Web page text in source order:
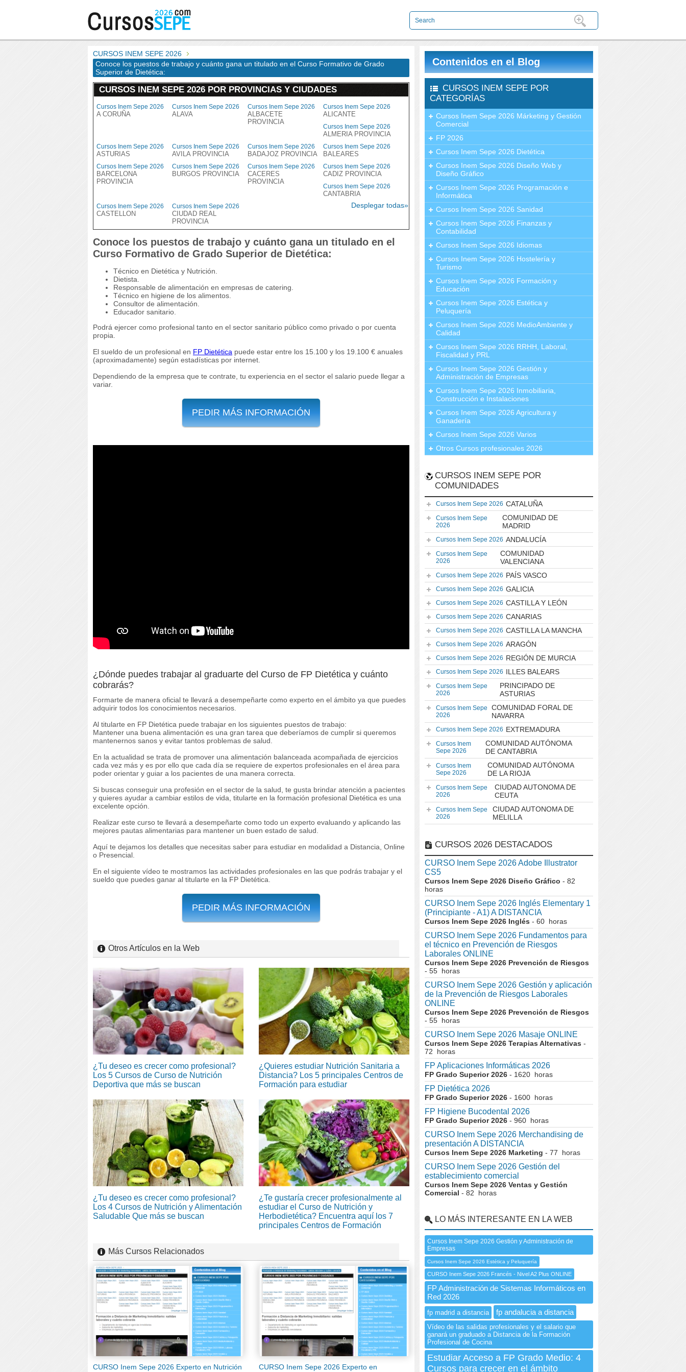
CURSOS INEM SEPE 2026
Conoce los puestos de trabajo y cuánto gana un titulado en el Curso Formativo de Grado
Superior de Dietética:
CURSOS INEM SEPE 2026 POR PROVINCIAS Y CIUDADES
Cursos Inem Sepe 2026
A CORUÑA
Cursos Inem Sepe 2026
ALAVA
Cursos Inem Sepe 2026
ALBACETE
PROVINCIA
Cursos Inem Sepe 2026
ALICANTE
Cursos Inem Sepe 2026
ALMERIA PROVINCIA
Cursos Inem Sepe 2026
ASTURIAS
Cursos Inem Sepe 2026
AVILA PROVINCIA
Cursos Inem Sepe 2026
BADAJOZ PROVINCIA
Cursos Inem Sepe 2026
BALEARES
Cursos Inem Sepe 2026
BARCELONA
PROVINCIA
Cursos Inem Sepe 2026
BURGOS PROVINCIA
Cursos Inem Sepe 2026
CACERES
PROVINCIA
Cursos Inem Sepe 2026
CADIZ PROVINCIA
Cursos Inem Sepe 2026
CANTABRIA
Cursos Inem Sepe 2026
CASTELLON
Cursos Inem Sepe 2026
CIUDAD REAL
PROVINCIA
Desplegar todas»
Conoce los puestos de trabajo y cuánto gana un titulado en el
Curso Formativo de Grado Superior de Dietética:
Técnico en Dietética y Nutrición.
Dietista.
Responsable de alimentación en empresas de catering.
Técnico en higiene de los alimentos.
Consultor de alimentación.
Educador sanitario.
Podrá ejercer como profesional tanto en el sector sanitario público como privado o por cuenta
propia.
El sueldo de un profesional en FP Dietética puede estar entre los 15.100 y los 19.100 € anuales
(aproximadamente) según estadísticas por internet.
Dependiendo de la empresa que te contrate, tu experiencia en el sector el salario puede llegar a
variar.
PEDIR MÁS INFORMACIÓN
¿Dónde puedes trabajar al graduarte del Curso de FP Dietética y cuánto
cobrarás?
Formarte de manera oficial te llevará a desempeñarte como experto en el ámbito ya que puedes
adquirir todos los conocimientos necesarios.
Al titularte en FP Dietética puede trabajar en los siguientes puestos de trabajo:
Mantener una buena alimentación es una gran tarea que deberíamos de cumplir si queremos
mantenernos sanos y evitar tantos problemas de salud.
En la actualidad se trata de promover una alimentación balanceada acompañada de ejercicios
cada vez más y es por ello que cada día se requiere de expertos profesionales en el área para
poder orientar y guiar a los pacientes de una manera correcta.
Si buscas conseguir una profesión en el sector de la salud, te gusta brindar atención a pacientes
y quieres ayudar a cambiar estilos de vida, titularte en la formación profesional Dietética es una
excelente opción.
Realizar este curso te llevará a desempeñarte como todo un experto evaluando y aplicando las
mejores pautas alimentarias para mantener un buen estado de salud.
Aquí te dejamos los detalles que necesitas saber para estudiar en modalidad a Distancia, Online
o Presencial.
En el siguiente vídeo te mostramos las actividades profesionales en las que podrás trabajar y el
sueldo que puedes ganar al titularte en la FP Dietética.
PEDIR MÁS INFORMACIÓN
Otros Artículos en la Web
¿Tu deseo es crecer como profesional?
Los 5 Cursos de Curso de Nutrición
Deportiva que más se buscan
¿Quieres estudiar Nutrición Sanitaria a
Distancia? Los 5 principales Centros de
Formación para estudiar
¿Tu deseo es crecer como profesional?
Los 4 Cursos de Nutrición y Alimentación
Saludable Que más se buscan
¿Te gustaría crecer profesionalmente al
estudiar el Curso de Nutrición y
Herbodietética? Encuentra aquí los 7
principales Centros de Formación
Más Cursos Relacionados
CURSO Inem Sepe 2026 Experto en Nutrición
CURSO Inem Sepe 2026 Experto en
Contenidos en el Blog
CURSOS INEM SEPE POR
CATEGORÍAS
Cursos Inem Sepe 2026 Márketing y Gestión
Comercial
FP 2026
Cursos Inem Sepe 2026 Dietética
Cursos Inem Sepe 2026 Diseño Web y
Diseño Gráfico
Cursos Inem Sepe 2026 Programación e
Informática
Cursos Inem Sepe 2026 Sanidad
Cursos Inem Sepe 2026 Finanzas y
Contabilidad
Cursos Inem Sepe 2026 Idiomas
Cursos Inem Sepe 2026 Hostelería y
Turismo
Cursos Inem Sepe 2026 Formación y
Educación
Cursos Inem Sepe 2026 Estética y
Peluquería
Cursos Inem Sepe 2026 MedioAmbiente y
Calidad
Cursos Inem Sepe 2026 RRHH, Laboral,
Fiscalidad y PRL
Cursos Inem Sepe 2026 Gestión y
Administración de Empresas
Cursos Inem Sepe 2026 Inmobiliaria,
Construcción e Instalaciones
Cursos Inem Sepe 2026 Agricultura y
Ganadería
Cursos Inem Sepe 2026 Varios
Otros Cursos profesionales 2026
CURSOS INEM SEPE POR
COMUNIDADES
Cursos Inem Sepe 2026 CATALUÑA
Cursos Inem Sepe
2026
COMUNIDAD DE
MADRID
Cursos Inem Sepe 2026 ANDALUCÍA
Cursos Inem Sepe
2026
COMUNIDAD
VALENCIANA
Cursos Inem Sepe 2026 PAÍS VASCO
Cursos Inem Sepe 2026 GALICIA
Cursos Inem Sepe 2026 CASTILLA Y LEÓN
Cursos Inem Sepe 2026 CANARIAS
Cursos Inem Sepe 2026 CASTILLA LA MANCHA
Cursos Inem Sepe 2026 ARAGÓN
Cursos Inem Sepe 2026 REGIÓN DE MURCIA
Cursos Inem Sepe 2026 ILLES BALEARS
Cursos Inem Sepe
2026
PRINCIPADO DE
ASTURIAS
Cursos Inem Sepe
2026
COMUNIDAD FORAL DE
NAVARRA
Cursos Inem Sepe 2026 EXTREMADURA
Cursos Inem
Sepe 2026
COMUNIDAD AUTÓNOMA
DE CANTABRIA
Cursos Inem
Sepe 2026
COMUNIDAD AUTÓNOMA
DE LA RIOJA
Cursos Inem Sepe
2026
CIUDAD AUTONOMA DE
CEUTA
Cursos Inem Sepe
2026
CIUDAD AUTONOMA DE
MELILLA
CURSOS 2026 DESTACADOS
CURSO Inem Sepe 2026 Adobe Illustrator
CS5
Cursos Inem Sepe 2026 Diseño Gráfico - 82
horas
CURSO Inem Sepe 2026 Inglés Elementary 1
(Principiante - A1) A DISTANCIA
Cursos Inem Sepe 2026 Inglés - 60 horas
CURSO Inem Sepe 2026 Fundamentos para
el técnico en Prevención de Riesgos
Laborales ONLINE
Cursos Inem Sepe 2026 Prevención de Riesgos
- 55 horas
CURSO Inem Sepe 2026 Gestión y aplicación
de la Prevención de Riesgos Laborales
ONLINE
Cursos Inem Sepe 2026 Prevención de Riesgos
- 55 horas
CURSO Inem Sepe 2026 Masaje ONLINE
Cursos Inem Sepe 2026 Terapias Alternativas -
72 horas
FP Aplicaciones Informáticas 2026
FP Grado Superior 2026 - 1620 horas
FP Dietética 2026
FP Grado Superior 2026 - 1600 horas
FP Higiene Bucodental 2026
FP Grado Superior 2026 - 960 horas
CURSO Inem Sepe 2026 Merchandising de
presentación A DISTANCIA
Cursos Inem Sepe 2026 Marketing - 77 horas
CURSO Inem Sepe 2026 Gestión del
establecimiento comercial
Cursos Inem Sepe 2026 Ventas y Gestión
Comercial - 82 horas
LO MÁS INTERESANTE EN LA WEB
Cursos Inem Sepe 2026 Gestión y Administración de
Empresas
Cursos Inem Sepe 2026 Estética y Peluquería
CURSO Inem Sepe 2026 Francés - Nivel A2 Plus ONLINE
FP Administración de Sistemas Informáticos en
Red 2026
fp madrid a distancia fp andalucia a distancia
Vídeo de las salidas profesionales y el salario que
ganará un graduado a Distancia de la Formación
Profesional de Cocina
Estudiar Acceso a FP Grado Medio: 4
Cursos para crecer en el ámbito